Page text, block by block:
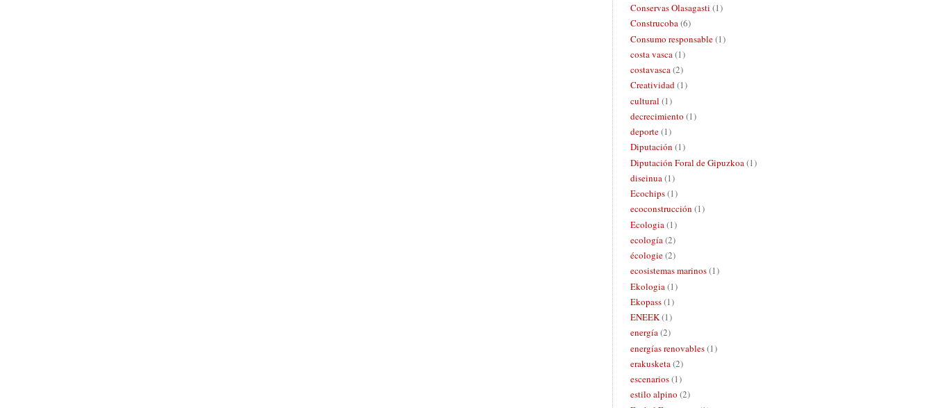
Conservas Olasagasti (1)
Construcoba(6)
Consumo responsable(1)
costa vasca(1)
costavasca(2)
Creatividad(1)
cultural (1)
decrecimiento (1)
deporte(1)
Diputación (1)
Diputación Foral de Gipuzkoa (1)
diseinua(1)
Ecochips(1)
ecoconstrucción (1)
Ecologia (1)
ecología(2)
écologie(2)
ecosistemas marinos(1)
Ekologia (1)
Ekopass(1)
ENEEK(1)
energía(2)
energías renovables(1)
erakusketa(2)
escenarios(1)
estilo alpino (2)